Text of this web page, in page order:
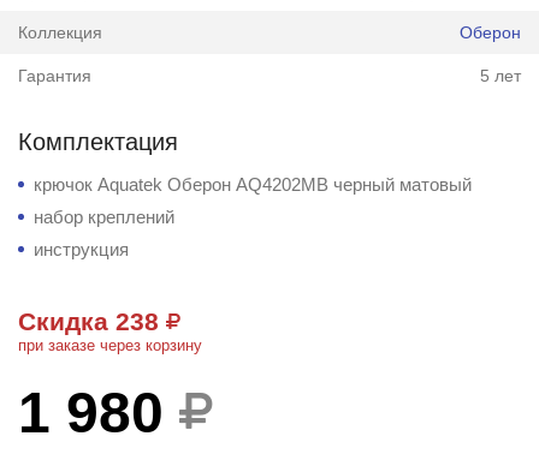
Коллекция Оберон
Гарантия 5 лет
Комплектация
крючок Aquatek Оберон AQ4202MB черный матовый
набор креплений
инструкция
Скидка 238
при заказе через корзину
1 980